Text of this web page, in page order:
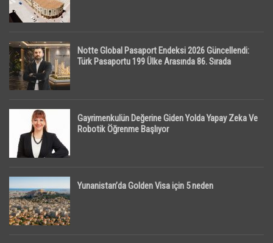
Notte Global Pasaport Endeksi 2026 Güncellendi:
Türk Pasaportu 199 Ülke Arasında 86. Sırada
Gayrimenkulün Değerine Giden Yolda Yapay Zeka Ve
Robotik Öğrenme Başlıyor
Yunanistan’da Golden Visa için 5 neden